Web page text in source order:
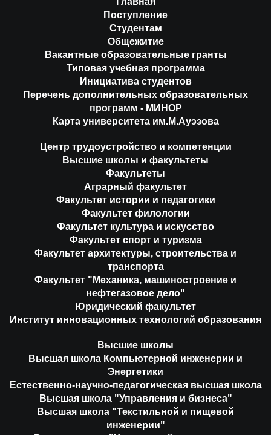
Поступление
Студентам
Общежитие
Вакантные образовательные гранты
Типовая учебная программа
Инициатива студентов
Перечень дополнительных образовательных
программ - МИНОР
Карта университета им.М.Ауэзова
Центр трудоустройство и компетенции
Высшие школы и факультеты
Факультеты
Аграрный факультет
Факультет истории и педагогики
Факультет филологии
Факультет культура и искусство
Факультет спорт и туризма
Факультет архитектуры, строительства и
транспорта
Факультет "Механика, машиностроение и
нефтегазовое дело"
Юридический факультет
Институт инновационных технологий образования
Высшие школы
Высшая школа Компьютерной инженерии и
Энергетики
Естественно-научно-педагогическая высшая школа
Высшая школа "Управления и бизнеса"
Высшая школа "Текстильной и пищевой
инженерии"